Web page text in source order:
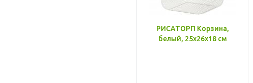
РИСАТОРП Корзина,
белый, 25x26x18 см